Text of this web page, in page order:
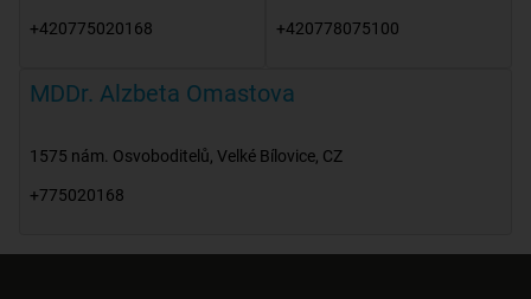
+420775020168
+420778075100
MDDr. Alzbeta Omastova
1575 nám. Osvoboditelů, Velké Bílovice, CZ
+775020168